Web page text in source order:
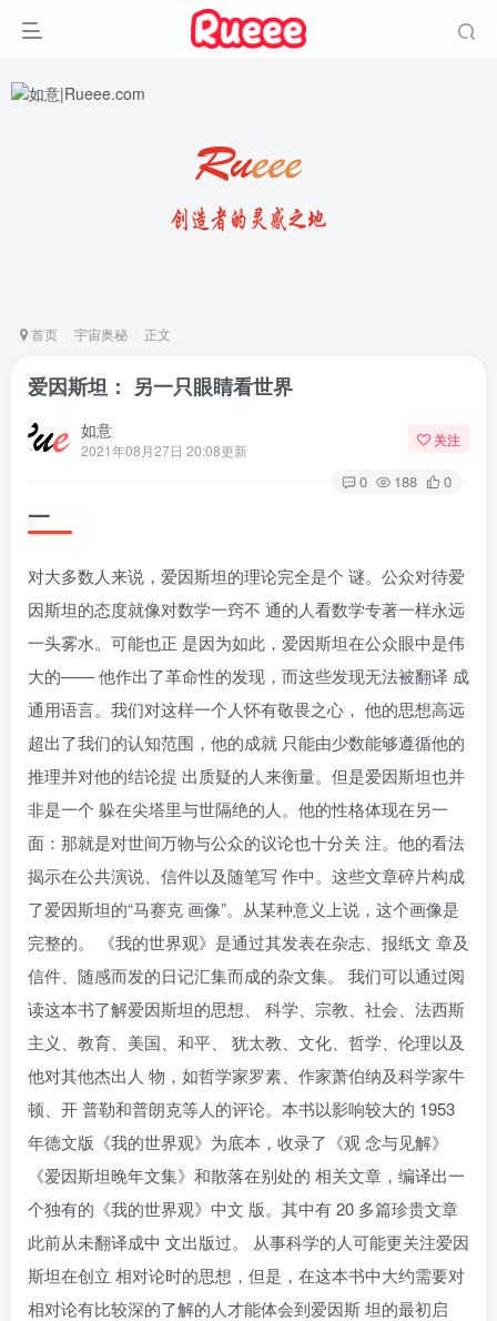
首页 宇宙奥秘 正文
爱因斯坦： 另一只眼睛看世界
如意
2021年08月27日 20:08更新
关注
0 188 0
一
对大多数人来说，爱因斯坦的理论完全是个 谜。公众对待爱
因斯坦的态度就像对数学一窍不 通的人看数学专著一样永远
一头雾水。可能也正 是因为如此，爱因斯坦在公众眼中是伟
大的—— 他作出了革命性的发现，而这些发现无法被翻译 成
通用语言。我们对这样一个人怀有敬畏之心， 他的思想高远
超出了我们的认知范围，他的成就 只能由少数能够遵循他的
推理并对他的结论提 出质疑的人来衡量。但是爱因斯坦也并
非是一个 躲在尖塔里与世隔绝的人。他的性格体现在另一
面：那就是对世间万物与公众的议论也十分关 注。他的看法
揭示在公共演说、信件以及随笔写 作中。这些文章碎片构成
了爱因斯坦的“马赛克 画像”。从某种意义上说，这个画像是
完整的。 《我的世界观》是通过其发表在杂志、报纸文 章及
信件、随感而发的日记汇集而成的杂文集。 我们可以通过阅
读这本书了解爱因斯坦的思想、 科学、宗教、社会、法西斯
主义、教育、美国、和平、 犹太教、文化、哲学、伦理以及
他对其他杰出人 物，如哲学家罗素、作家萧伯纳及科学家牛
顿、开 普勒和普朗克等人的评论。本书以影响较大的 1953
年德文版《我的世界观》为底本，收录了《观 念与见解》
《爱因斯坦晚年文集》和散落在别处的 相关文章，编译出一
个独有的《我的世界观》中文 版。其中有 20 多篇珍贵文章
此前从未翻译成中 文出版过。 从事科学的人可能更关注爱因
斯坦在创立 相对论时的思想，但是，在这本书中大约需要对
相对论有比较深的了解的人才能体会到爱因斯 坦的最初启